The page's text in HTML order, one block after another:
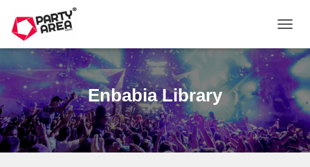
Enbabia Library